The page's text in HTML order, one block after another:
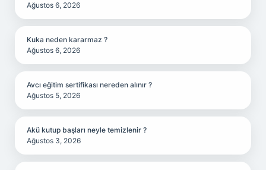
Ağustos 6, 2026
Kuka neden kararmaz ?
Ağustos 6, 2026
Avcı eğitim sertifikası nereden alınır ?
Ağustos 5, 2026
Akü kutup başları neyle temizlenir ?
Ağustos 3, 2026